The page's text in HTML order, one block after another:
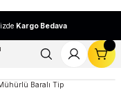
Kargo Bedava